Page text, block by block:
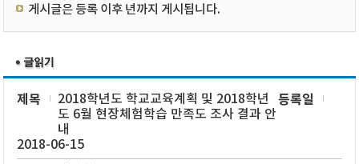
게시글은 등록 이후 년까지 게시됩니다.
제목
2018학년도 학교교육계획 및 2018학년
도 6월 현장체험학습 만족도 조사 결과 안
내
등록일
2018-06-15